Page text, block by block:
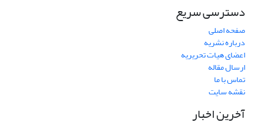
دسترسی سریع
صفحه اصلی
درباره نشریه
اعضای هیات تحریریه
ارسال مقاله
تماس با ما
نقشه سایت
آخرین اخبار